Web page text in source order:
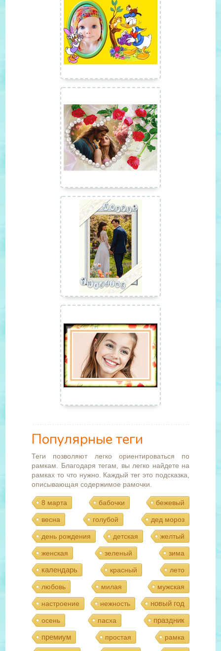
Популярные теги
Теги позволяют легко ориентироваться по
рамкам. Благодаря тегам, вы легко найдете на
рамках то что нужно. Каждый тег это подсказка,
описывающая содержимое рамочки.
8 марта бабочки бежевый
весна голубой дед мороз
день рождения детская желтый
женская зеленый зима
календарь красный лето
любовь милая мужская
настроение нежность новый год
осень пасха
праздник
премиум
простая рамка